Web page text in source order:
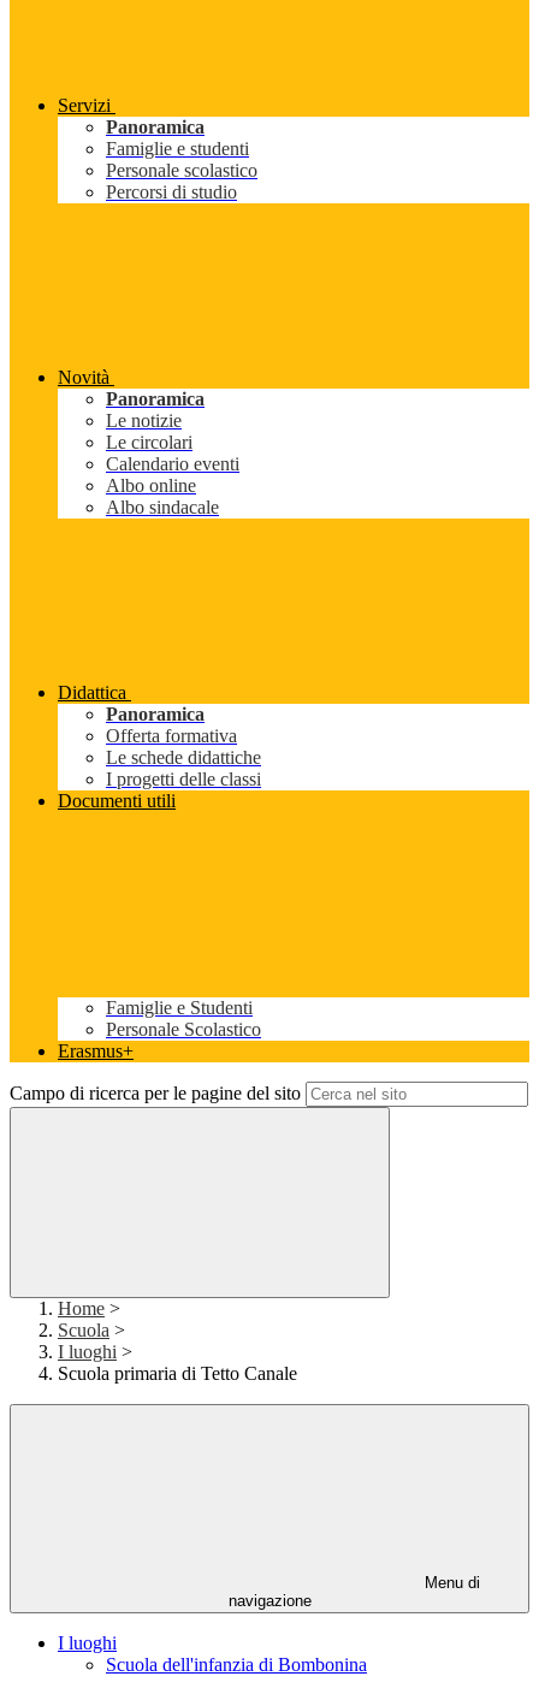
Servizi
Panoramica
Famiglie e studenti
Personale scolastico
Percorsi di studio
Novità
Panoramica
Le notizie
Le circolari
Calendario eventi
Albo online
Albo sindacale
Didattica
Panoramica
Offerta formativa
Le schede didattiche
I progetti delle classi
Documenti utili
Famiglie e Studenti
Personale Scolastico
Erasmus+
Campo di ricerca per le pagine del sito
Home >
Scuola >
I luoghi >
Scuola primaria di Tetto Canale
Menu di
navigazione
I luoghi
Scuola dell'infanzia di Bombonina